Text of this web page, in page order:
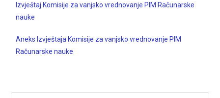
Izvještaj Komisije za vanjsko vrednovanje PIM Računarske
nauke
Aneks Izvještaja Komisije za vanjsko vrednovanje PIM
Računarske nauke